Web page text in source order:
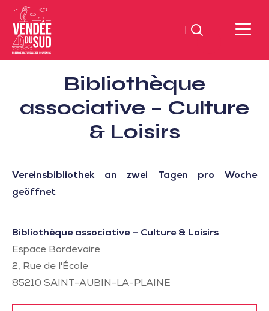
Sud
TourismusSüd
Suchen
Bibliothèque
associative – Culture
& Loisirs
Vereinsbibliothek an zwei Tagen pro Woche
geöffnet
Bibliothèque associative – Culture & Loisirs
Espace Bordevaire
2, Rue de l'École
85210 SAINT-AUBIN-LA-PLAINE